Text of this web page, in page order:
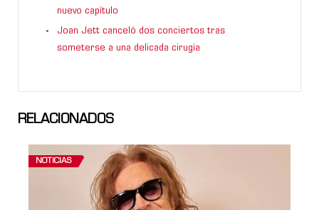
nuevo capítulo
Joan Jett canceló dos conciertos tras
someterse a una delicada cirugía
RELACIONADOS
NOTICIAS